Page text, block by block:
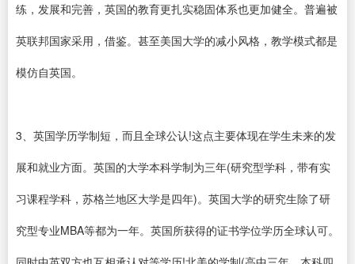
练，发展和完善，英国的教育更扎实稳固体系也更加健全。普遍被
英联邦国家采用，借鉴。甚至美国大学的减小风格，教学模式都是
模仿自英国。
3、英国学历学制短，而且全球公认!这点主要体现在学生未来的发
展和就业方面。英国的大学本科学制为三年(研究型学科，带有实
习课程学科，苏格兰地区大学是四年)。英国大学的研究生除了研
究型专业MBA等都为一年。英国所获得的证书学位学历全球认可。